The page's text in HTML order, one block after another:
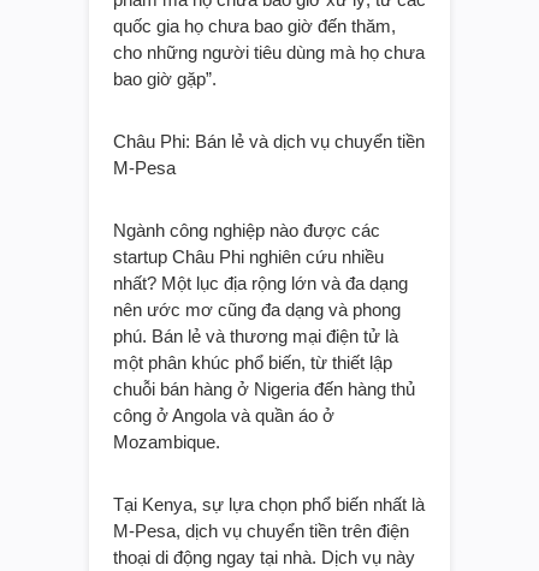
quốc gia họ chưa bao giờ đến thăm,
cho những người tiêu dùng mà họ chưa
bao giờ gặp”.
Châu Phi: Bán lẻ và dịch vụ chuyển tiền
M-Pesa
Ngành công nghiệp nào được các
startup Châu Phi nghiên cứu nhiều
nhất? Một lục địa rộng lớn và đa dạng
nên ước mơ cũng đa dạng và phong
phú. Bán lẻ và thương mại điện tử là
một phân khúc phổ biến, từ thiết lập
chuỗi bán hàng ở Nigeria đến hàng thủ
công ở Angola và quần áo ở
Mozambique.
Tại Kenya, sự lựa chọn phổ biến nhất là
M-Pesa, dịch vụ chuyển tiền trên điện
thoại di động ngay tại nhà. Dịch vụ này